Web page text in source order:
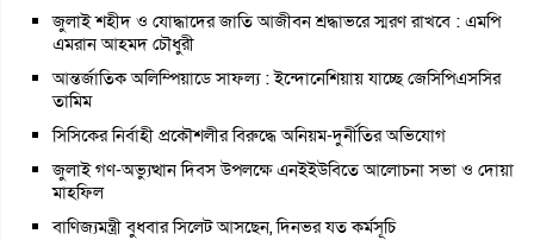
জুলাই শহীদ ও যোদ্ধাদের জাতি আজীবন শ্রদ্ধাভরে স্মরণ রাখবে : এমপি
এমরান আহমদ চৌধুরী
আন্তর্জাতিক অলিম্পিয়াডে সাফল্য : ইন্দোনেশিয়ায় যাচ্ছে জেসিপিএসসির
তামিম
সিসিকের নির্বাহী প্রকৌশলীর বিরুদ্ধে অনিয়ম-দুর্নীতির অভিযোগ
জুলাই গণ-অভ্যুত্থান দিবস উপলক্ষে এনইইউবিতে আলোচনা সভা ও দোয়া
মাহফিল
বাণিজ্যমন্ত্রী বুধবার সিলেট আসছেন, দিনভর যত কর্মসূচি